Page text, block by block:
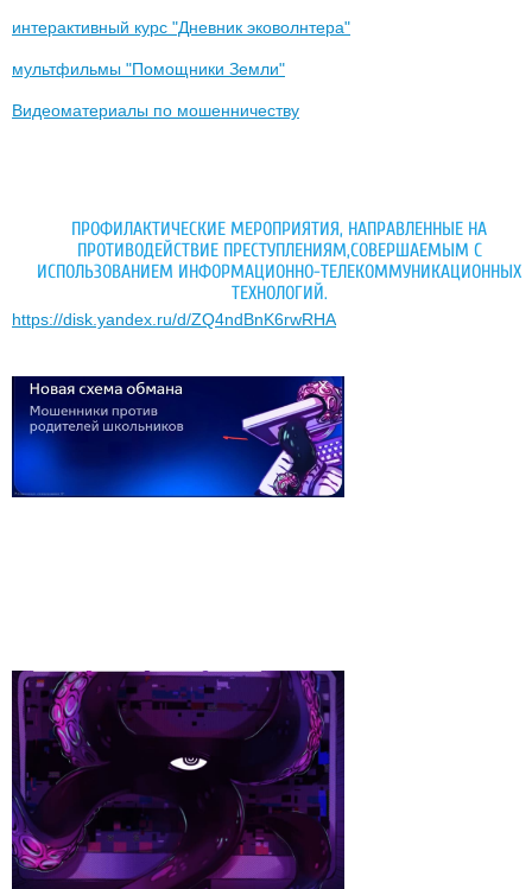
интерактивный курс "Дневник эковолнтера"
мультфильмы "Помощники Земли"
Видеоматериалы по мошенничеству
ПРОФИЛАКТИЧЕСКИЕ МЕРОПРИЯТИЯ, НАПРАВЛЕННЫЕ НА
ПРОТИВОДЕЙСТВИЕ ПРЕСТУПЛЕНИЯМ,СОВЕРШАЕМЫМ С
ИСПОЛЬЗОВАНИЕМ ИНФОРМАЦИОННО-ТЕЛЕКОММУНИКАЦИОННЫХ
ТЕХНОЛОГИЙ.
https://disk.yandex.ru/d/ZQ4ndBnK6rwRHA